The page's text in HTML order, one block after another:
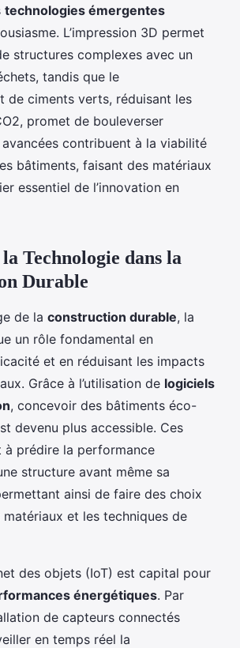
technologies émergentes
L’impression 3D permet
structures complexes avec un
tandis que le
de ciments verts, réduisant les
promet de bouleverser
avancées contribuent à la viabilité
bâtiments, faisant des matériaux
essentiel de l’innovation en
Technologie dans la
Durable
de la construction durable, la
un rôle fondamental en
et en réduisant les impacts
Grâce à l’utilisation de logiciels
, concevoir des bâtiments éco-
devenu plus accessible. Ces
à prédire la performance
structure avant même sa
ainsi de faire des choix
matériaux et les techniques de
des objets (IoT) est capital pour
énergétiques. Par
de capteurs connectés
en temps réel la